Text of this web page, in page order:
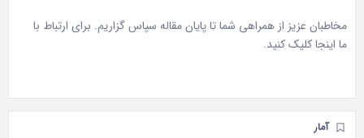
مخاطبان عزیز از همراهی شما تا پایان مقاله سپاس گزاریم. برای ارتباط با
ما اینجاکلیک کنید.
آمار